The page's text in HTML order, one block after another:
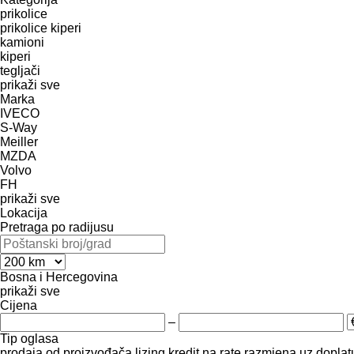
prikolice
prikolice kiperi
kamioni
kiperi
tegljači
prikaži sve
Marka
IVECO
S-Way
Meiller
MZDA
Volvo
FH
prikaži sve
Lokacija
Pretraga po radijusu
Bosna i Hercegovina
prikaži sve
Cijena
–
Tip oglasa